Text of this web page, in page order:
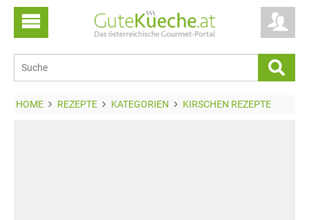
HOME REZEPTE KATEGORIEN KIRSCHEN REZEPTE